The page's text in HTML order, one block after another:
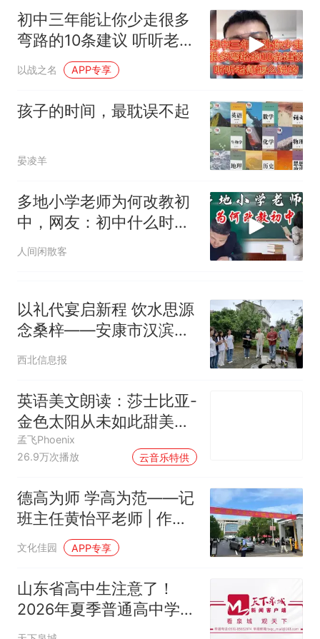
官方通报
惊艳！字都飘起来了 博主在田
间创作“悬浮字” 网友：真·裸眼
3D！
热
制裁瓜子饺子，美国怕什
初中三年能让你少走很多
弯路的10条建议 听听老师
怎么说的
以战之名 APP专享
孩子的时间，最耽误不起
晏凌羊
多地小学老师为何改教初
中，网友：初中什么时候
开始减少，为
人间闲散客
以礼代宴启新程 饮水思源
念桑梓——安康市汉滨区
张滩镇举办集体升学礼
西北信息报
英语美文朗读：莎士比亚-
金色太阳从未如此甜美吻
过
孟飞Phoenix
26.9万次播放
云音乐特供
德高为师 学高为范——记
班主任黄怡平老师 | 作者
王成武
文化佳园 APP专享
山东省高中生注意了！
2026年夏季普通高中学业
水平合格考试成绩8月10